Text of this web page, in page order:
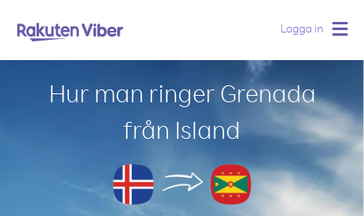
Logga in
Hur man ringer Grenada
från Island